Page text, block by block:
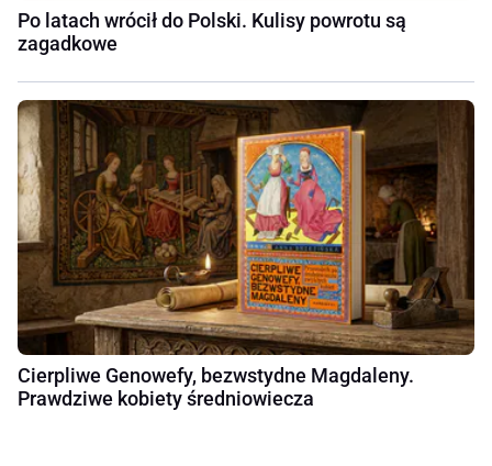
Po latach wrócił do Polski. Kulisy powrotu są
zagadkowe
Cierpliwe Genowefy, bezwstydne Magdaleny.
Prawdziwe kobiety średniowiecza